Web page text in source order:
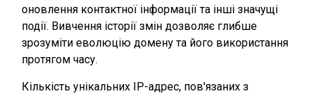
оновлення контактної інформації та інші значущі
події. Вивчення історії змін дозволяє глибше
зрозуміти еволюцію домену та його використання
протягом часу.
Кількість унікальних IP-адрес, пов'язаних з